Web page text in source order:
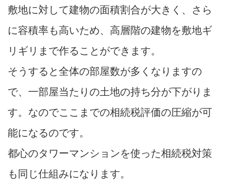
敷地に対して建物の面積割合が大きく、さら
に容積率も高いため、高層階の建物を敷地ギ
リギリまで作ることができます。
そうすると全体の部屋数が多くなりますの
で、一部屋当たりの土地の持ち分が下がりま
す。なのでここまでの相続税評価の圧縮が可
能になるのです。
都心のタワーマンションを使った相続税対策
も同じ仕組みになります。